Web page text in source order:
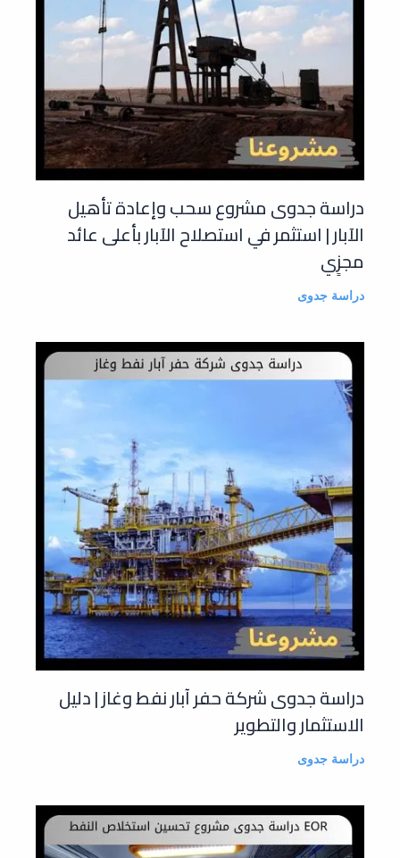
دراسة جدوى مشروع سحب وإعادة تأهيل
الآبار | استثمر في استصلاح الآبار بأعلى عائد
مجزٍي
دراسة جدوى
دراسة جدوى شركة حفر آبار نفط وغاز | دليل
الاستثمار والتطوير
دراسة جدوى